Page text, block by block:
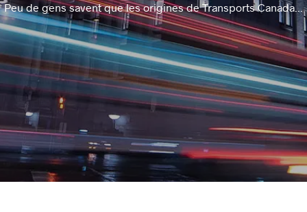
Peu de gens savent que les origines de Transports Canada...